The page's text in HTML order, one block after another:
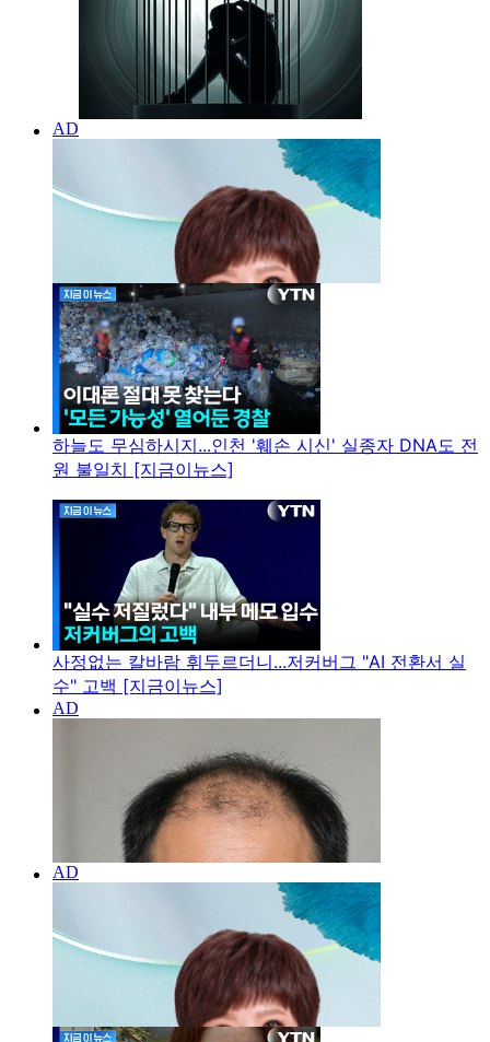
하늘도 무심하시지...인천 '훼손 시신' 실종자 DNA도 전
원 불일치 [지금이뉴스]
사정없는 칼바람 휘두르더니...저커버그 "AI 전환서 실
수" 고백 [지금이뉴스]